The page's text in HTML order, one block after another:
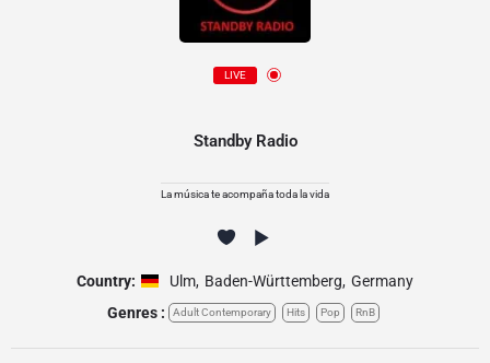
LIVE
Standby Radio
La música te acompaña toda la vida
Country: Ulm, Baden-Württemberg, Germany
Genres :
Adult Contemporary Hits Pop RnB